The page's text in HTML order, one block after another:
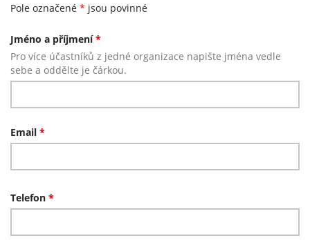
Pole označené * jsou povinné
Jméno a příjmení*
Pro více účastníků z jedné organizace napište jména vedle
sebe a oddělte je čárkou.
Email *
Telefon *